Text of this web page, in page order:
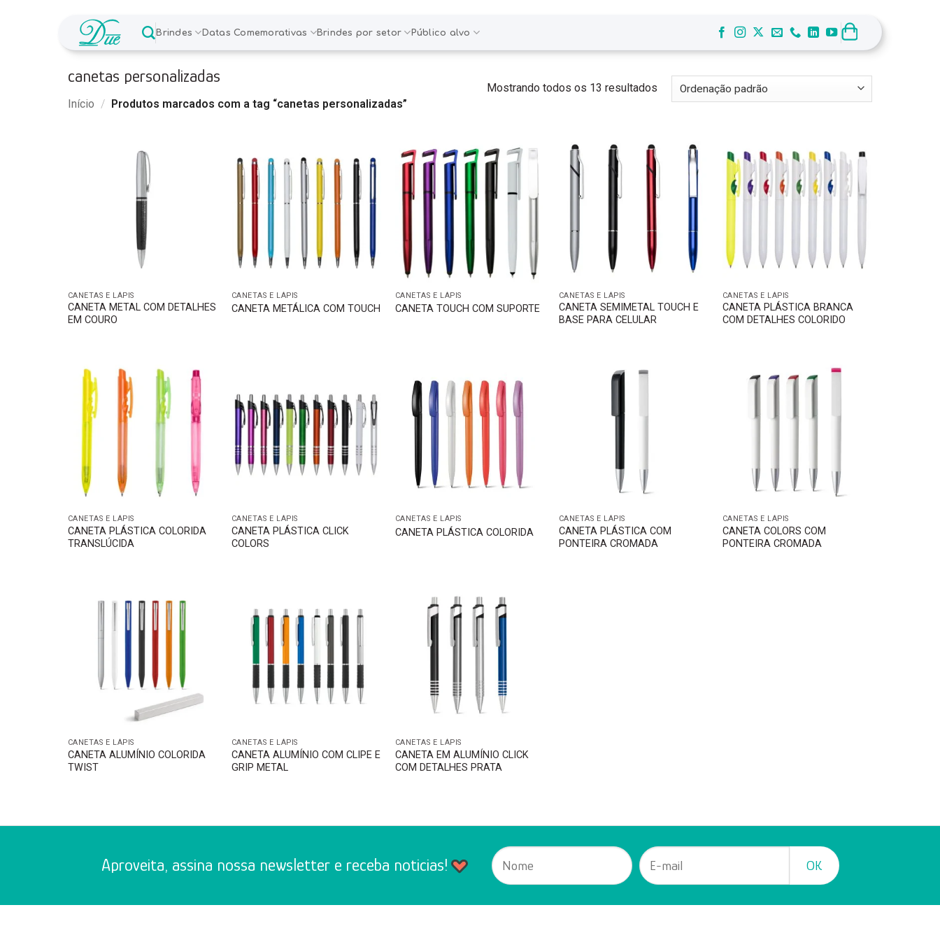
Brindes Datas Comemorativas Brindes por setor Público alvo
canetas personalizadas
Início / Produtos marcados com a tag “canetas personalizadas”
Mostrando todos os 13 resultados
CANETAS E LÁPIS
CANETA METAL COM DETALHES
EM COURO
CANETAS E LÁPIS
CANETA METÁLICA COM TOUCH
CANETAS E LÁPIS
CANETA TOUCH COM SUPORTE
CANETAS E LÁPIS
CANETA SEMIMETAL TOUCH E
BASE PARA CELULAR
CANETAS E LÁPIS
CANETA PLÁSTICA BRANCA
COM DETALHES COLORIDO
CANETAS E LÁPIS
CANETA PLÁSTICA COLORIDA
TRANSLÚCIDA
CANETAS E LÁPIS
CANETA PLÁSTICA CLICK
COLORS
CANETAS E LÁPIS
CANETA PLÁSTICA COLORIDA
CANETAS E LÁPIS
CANETA PLÁSTICA COM
PONTEIRA CROMADA
CANETAS E LÁPIS
CANETA COLORS COM
PONTEIRA CROMADA
CANETAS E LÁPIS
CANETA ALUMÍNIO COLORIDA
TWIST
CANETAS E LÁPIS
CANETA ALUMÍNIO COM CLIPE E
GRIP METAL
CANETAS E LÁPIS
CANETA EM ALUMÍNIO CLICK
COM DETALHES PRATA
Aproveita, assina nossa newsletter e receba noticias!